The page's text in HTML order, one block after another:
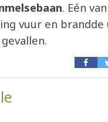
. Eén
vuur en